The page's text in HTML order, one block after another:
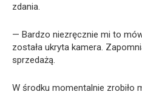
zdania.
— Bardzo niezręcznie mi to
została ukryta kamera.
sprzedażą.
W środku momentalnie zrobiło